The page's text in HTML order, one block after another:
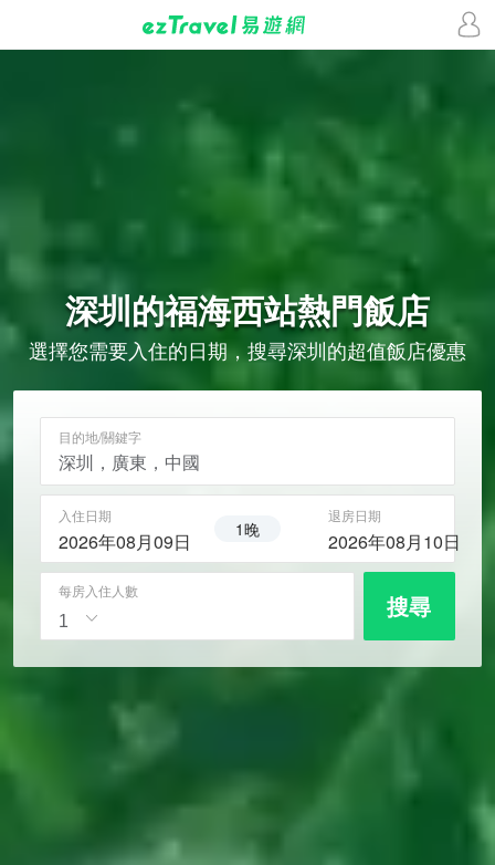
深圳的福海西站熱門飯店
選擇您需要入住的日期，搜尋深圳的超值飯店優惠
目的地/關鍵字
入住日期
2026年08月09日 1晚
退房日期
2026年08月10日
每房入住人數 搜尋